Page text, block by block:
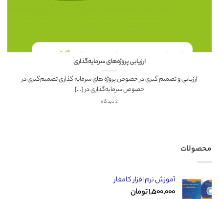
ارزیابی پروژه‌های سرمایه‌گذاری
ارزیابی و تصمیم گیری در خصوص پروژه های سرمایه گذاری تصمیم‌گیری در
خصوص سرمایه‌گذاری در [...]
2 دیدگاه
محصولات
آموزش نرم افزار کامفار
۱,۵۰۰,۰۰۰تومان